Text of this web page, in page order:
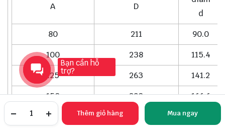
Thêm giỏ hàng Mua ngay
A
D
d
80
211
90.0
100
238
115.4
125
263
141.2
150
290
166.6
200
218.0
Bạn cần hỗ
trợ?
TRANG CHỦ TÌM KIẾM YÊU THÍCH TÀI KHOẢN NGÀNH HÀNG